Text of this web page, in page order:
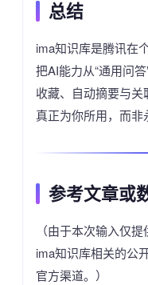
总结
ima知识库是腾讯在
把AI能力从“通用问
收藏、自动摘要与
真正为你所用，而非
参考文章或
（由于本次输入仅
ima知识库相关的公
官方渠道。）